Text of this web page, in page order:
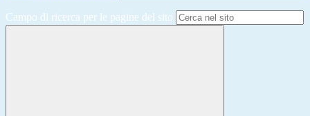
Campo di ricerca per le pagine del sito